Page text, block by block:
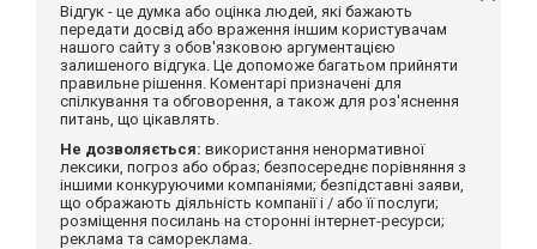
Відгук - це думка або оцінка людей, які бажають
передати досвід або враження іншим користувачам
нашого сайту з обов'язковою аргументацією
залишеного відгука. Це допоможе багатьом прийняти
правильне рішення. Коментарі призначені для
спілкування та обговорення, а також для роз'яснення
питань, що цікавлять.
Не дозволяється: використання ненормативної
лексики, погроз або образ; безпосереднє порівняння з
іншими конкуруючими компаніями; безпідставні заяви,
що ображають діяльність компанії і / або її послуги;
розміщення посилань на сторонні інтернет-ресурси;
реклама та самореклама.